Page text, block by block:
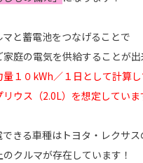
と蓄電池をつなげることで
庭の電気を供給することが出
１０kWh／１日として計算し
ス（2.0L）を想定していま
きる車種はトヨタ・レクサス
のクルマが存在しています！